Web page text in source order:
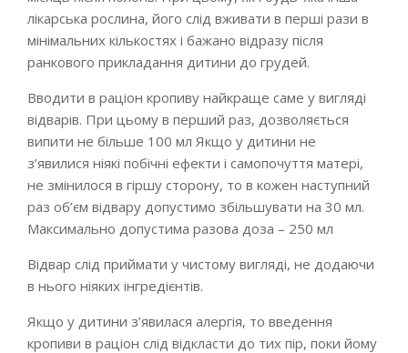
лікарська рослина, його слід вживати в перші рази в
мінімальних кількостях і бажано відразу після
ранкового прикладання дитини до грудей.
Вводити в раціон кропиву найкраще саме у вигляді
відварів. При цьому в перший раз, дозволяється
випити не більше 100 мл Якщо у дитини не
з’явилися ніякі побічні ефекти і самопочуття матері,
не змінилося в гіршу сторону, то в кожен наступний
раз об’єм відвару допустимо збільшувати на 30 мл.
Максимально допустима разова доза – 250 мл
Відвар слід приймати у чистому вигляді, не додаючи
в нього ніяких інгредієнтів.
Якщо у дитини з’явилася алергія, то введення
кропиви в раціон слід відкласти до тих пір, поки йому